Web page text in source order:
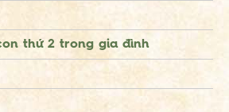
thứ 2 trong gia đình